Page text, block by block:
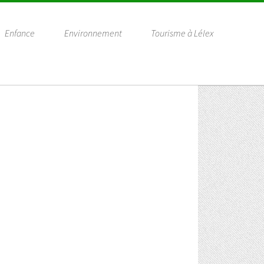
Enfance Environnement Tourisme à Lélex